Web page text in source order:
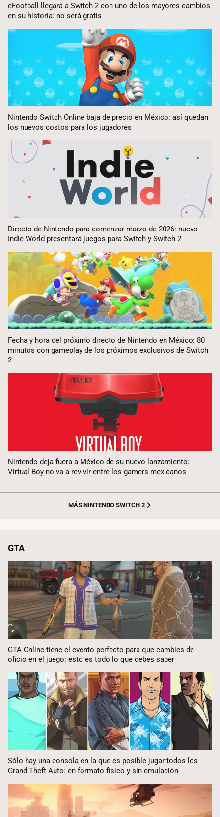
eFootball llegará a Switch 2 con uno de los mayores cambios
en su historia: no será gratis
Nintendo Switch Online baja de precio en México: así quedan
los nuevos costos para los jugadores
Directo de Nintendo para comenzar marzo de 2026: nuevo
Indie World presentará juegos para Switch y Switch 2
Fecha y hora del próximo directo de Nintendo en México: 80
minutos con gameplay de los próximos exclusivos de Switch
2
Nintendo deja fuera a México de su nuevo lanzamiento:
Virtual Boy no va a revivir entre los gamers mexicanos
MÁS NINTENDO SWITCH 2
GTA
GTA Online tiene el evento perfecto para que cambies de
oficio en el juego: esto es todo lo que debes saber
Sólo hay una consola en la que es posible jugar todos los
Grand Theft Auto: en formato físico y sin emulación